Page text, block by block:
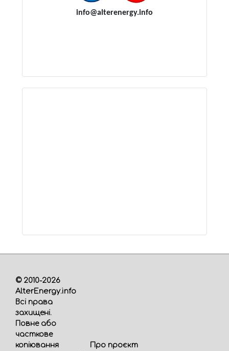
info@alterenergy.info
© 2010-2026
AlterEnergy.info
Всі права
захищені.
Повне або
часткове
копіювання
Про проєкт